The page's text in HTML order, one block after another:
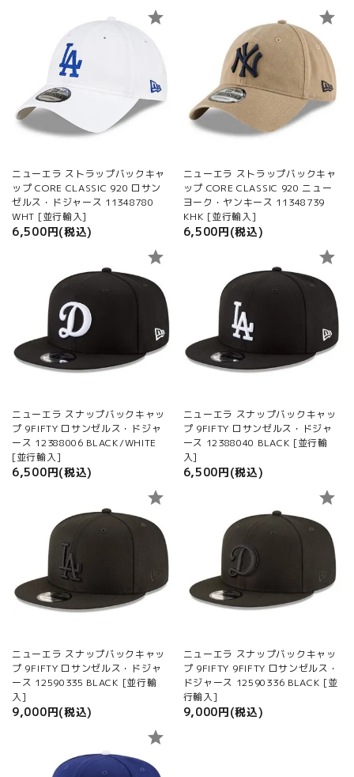
ニューエラ ストラップバックキャ
ップ CORE CLASSIC 920 ロサン
ゼルス・ドジャース 11348780
WHT [並行輸入]
6,500円(税込)
star
ニューエラ ストラップバックキャ
ップ CORE CLASSIC 920 ニュー
ヨーク・ヤンキース 11348739
KHK [並行輸入]
6,500円(税込)
star
ニューエラ スナップバックキャッ
プ 9FIFTY ロサンゼルス・ドジャ
ース 12388006 BLACK/WHITE
[並行輸入]
6,500円(税込)
star
ニューエラ スナップバックキャッ
プ 9FIFTY ロサンゼルス・ドジャ
ース 12388040 BLACK [並行輸
入]
6,500円(税込)
star
ニューエラ スナップバックキャッ
プ 9FIFTY ロサンゼルス・ドジャ
ース 12590335 BLACK [並行輸
入]
9,000円(税込)
star
ニューエラ スナップバックキャッ
プ 9FIFTY 9FIFTY ロサンゼルス・
ドジャース 12590336 BLACK [並
行輸入]
9,000円(税込)
star
star